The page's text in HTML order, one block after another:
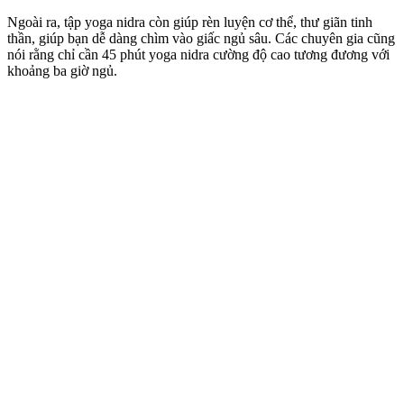
Ngoài ra, tập yoga nidra còn giúp rèn luyện cơ thể, thư giãn tinh
thần, giúp bạn dễ dàng chìm vào giấc ngủ sâu. Các chuyên gia cũng
nói rằng chỉ cần 45 phút yoga nidra cường độ cao tương đương với
khoảng ba giờ ngủ.